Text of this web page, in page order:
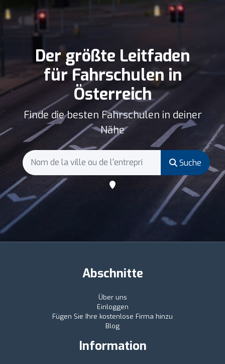
Der größte Leitfaden
für Fahrschulen in
Österreich
Finde die besten Fahrschulen in deiner
Nähe
Suche
Abschnitte
Über uns
Einloggen
Fügen Sie Ihre kostenlose Firma hinzu
Blog
Information